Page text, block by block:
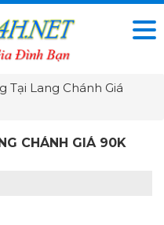
Tại Lang Chánh Giá
CHÁNH GIÁ 90K